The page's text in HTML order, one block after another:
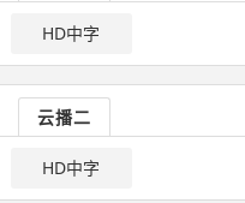
HD中字
云播二
HD中字